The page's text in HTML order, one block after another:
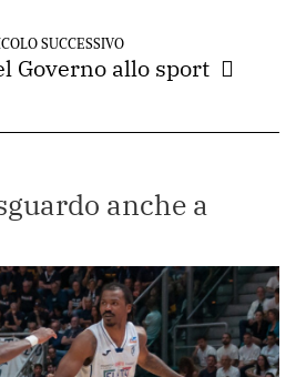
SUCCESSIVO
Governo allo sport
anche a